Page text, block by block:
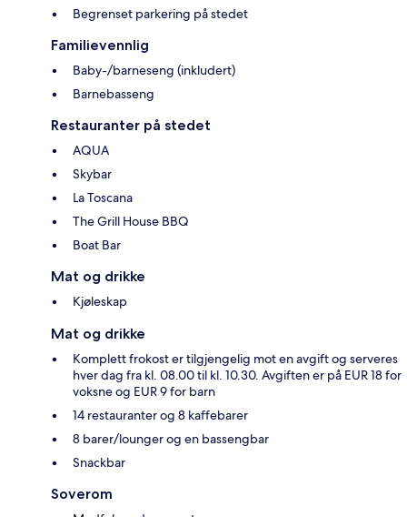
Begrenset parkering på stedet
Familievennlig
Baby-/barneseng (inkludert)
Barnebasseng
Restauranter på stedet
AQUA
Skybar
La Toscana
The Grill House BBQ
Boat Bar
Mat og drikke
Kjøleskap
Mat og drikke
Komplett frokost er tilgjengelig mot en avgift og serveres
hver dag fra kl. 08.00 til kl. 10.30. Avgiften er på EUR 18 for
voksne og EUR 9 for barn
14 restauranter og 8 kaffebarer
8 barer/lounger og en bassengbar
Snackbar
Soverom